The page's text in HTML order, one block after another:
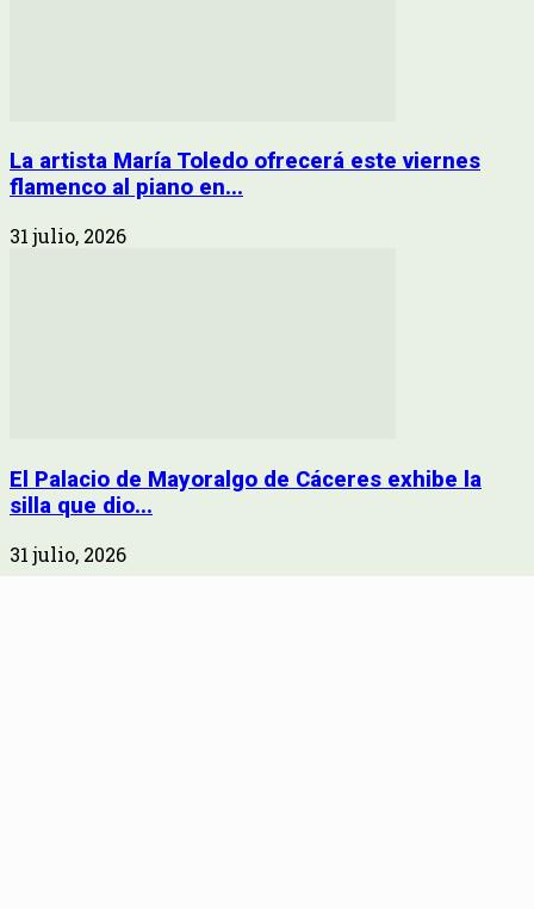
La artista María Toledo ofrecerá este viernes
flamenco al piano en...
31 julio, 2026
El Palacio de Mayoralgo de Cáceres exhibe la
silla que dio...
31 julio, 2026